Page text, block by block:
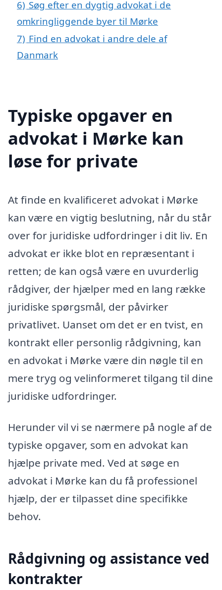
6) Søg efter en dygtig advokat i de
omkringliggende byer til Mørke
7) Find en advokat i andre dele af
Danmark
Typiske opgaver en
advokat i Mørke kan
løse for private
At finde en kvalificeret advokat i Mørke
kan være en vigtig beslutning, når du står
over for juridiske udfordringer i dit liv. En
advokat er ikke blot en repræsentant i
retten; de kan også være en uvurderlig
rådgiver, der hjælper med en lang række
juridiske spørgsmål, der påvirker
privatlivet. Uanset om det er en tvist, en
kontrakt eller personlig rådgivning, kan
en advokat i Mørke være din nøgle til en
mere tryg og velinformeret tilgang til dine
juridiske udfordringer.
Herunder vil vi se nærmere på nogle af de
typiske opgaver, som en advokat kan
hjælpe private med. Ved at søge en
advokat i Mørke kan du få professionel
hjælp, der er tilpasset dine specifikke
behov.
Rådgivning og assistance ved
kontrakter